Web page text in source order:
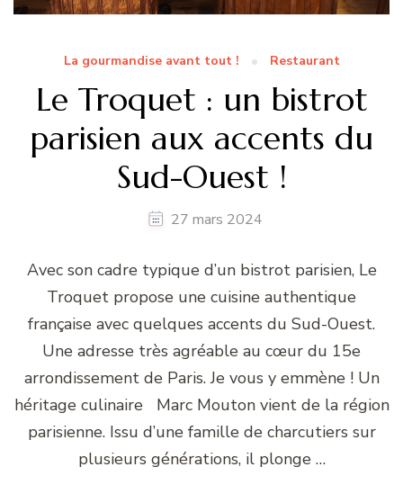
La gourmandise avant tout ! Restaurant
Le Troquet : un bistrot
parisien aux accents du
Sud-Ouest !
27 mars 2024
Avec son cadre typique d’un bistrot parisien, Le
Troquet propose une cuisine authentique
française avec quelques accents du Sud-Ouest.
Une adresse très agréable au cœur du 15e
arrondissement de Paris. Je vous y emmène ! Un
héritage culinaire Marc Mouton vient de la région
parisienne. Issu d’une famille de charcutiers sur
plusieurs générations, il plonge …